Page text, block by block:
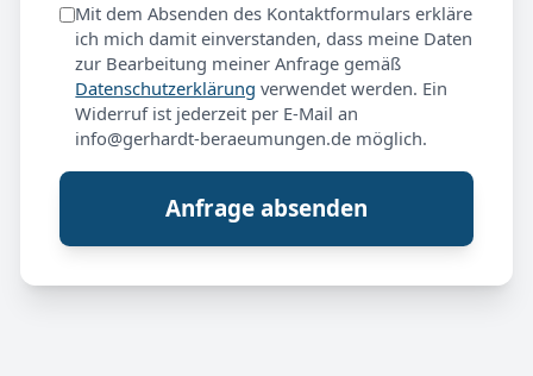
Mit dem Absenden des Kontaktformulars erkläre
ich mich damit einverstanden, dass meine Daten
zur Bearbeitung meiner Anfrage gemäß
Datenschutzerklärung verwendet werden. Ein
Widerruf ist jederzeit per E-Mail an
info@gerhardt-beraeumungen.de möglich.
Anfrage absenden